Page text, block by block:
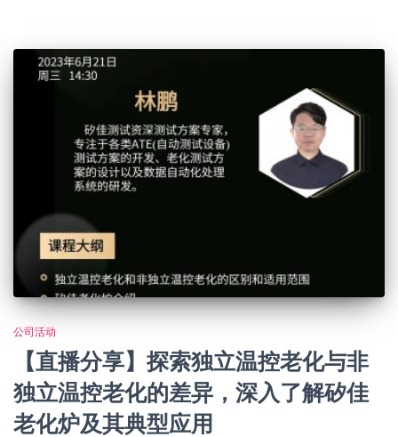
公司活动
【直播分享】探索独立温控老化与非
独立温控老化的差异，深入了解矽佳
老化炉及其典型应用